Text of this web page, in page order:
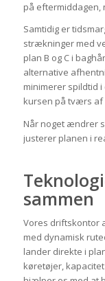
på eftermiddagen,
Samtidig er
strækninger med
plan B og C i
alternative
minimerer spildtid
kursen på tværs af
Når noget ændrer
justerer planen i
sammen
Vores driftskontor
med dynamisk
lander direkte i
køretøjer,